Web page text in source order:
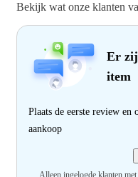
Bekijk wat onze klanten
Er
item
Plaats de eerste review en
aankoop